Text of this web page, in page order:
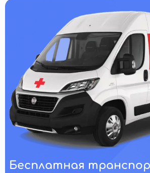
Бесплатная